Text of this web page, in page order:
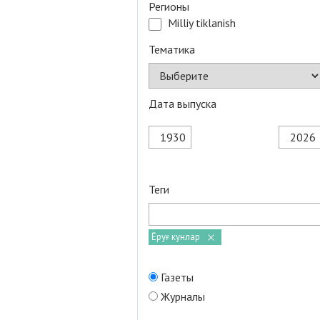
Регионы
Milliy tiklanish
Тематика
Дата выпуска
Теги
Ёруғ кунлар
Газеты
Журналы